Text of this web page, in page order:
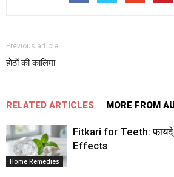
Previous article
होठों की कालिमा
RELATED ARTICLES MORE FROM
Home Remedies
Fitkari for Teeth:
Effects